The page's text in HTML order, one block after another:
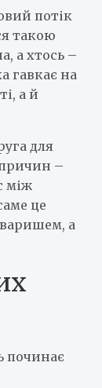
потік
такою
а хтось –
гавкає на
а й
для
причин –
між
це
а
починає